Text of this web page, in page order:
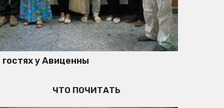
гостях у Авиценны
ЧТО ПОЧИТАТЬ